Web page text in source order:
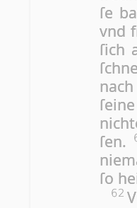
ſe
vnd
ſich
ſen.
ſo
62